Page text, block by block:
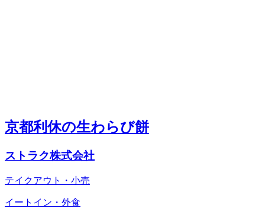
京都利休の生わらび餅
ストラク株式会社
テイクアウト・小売
イートイン・外食